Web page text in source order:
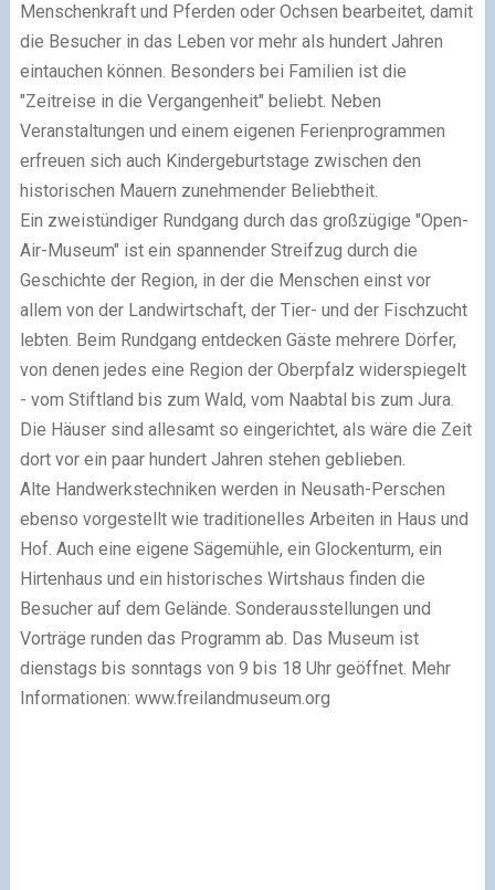
Menschenkraft und Pferden oder Ochsen bearbeitet, damit
die Besucher in das Leben vor mehr als hundert Jahren
eintauchen können. Besonders bei Familien ist die
"Zeitreise in die Vergangenheit" beliebt. Neben
Veranstaltungen und einem eigenen Ferienprogrammen
erfreuen sich auch Kindergeburtstage zwischen den
historischen Mauern zunehmender Beliebtheit.
Ein zweistündiger Rundgang durch das großzügige "Open-
Air-Museum" ist ein spannender Streifzug durch die
Geschichte der Region, in der die Menschen einst vor
allem von der Landwirtschaft, der Tier- und der Fischzucht
lebten. Beim Rundgang entdecken Gäste mehrere Dörfer,
von denen jedes eine Region der Oberpfalz widerspiegelt
- vom Stiftland bis zum Wald, vom Naabtal bis zum Jura.
Die Häuser sind allesamt so eingerichtet, als wäre die Zeit
dort vor ein paar hundert Jahren stehen geblieben.
Alte Handwerkstechniken werden in Neusath-Perschen
ebenso vorgestellt wie traditionelles Arbeiten in Haus und
Hof. Auch eine eigene Sägemühle, ein Glockenturm, ein
Hirtenhaus und ein historisches Wirtshaus finden die
Besucher auf dem Gelände. Sonderausstellungen und
Vorträge runden das Programm ab. Das Museum ist
dienstags bis sonntags von 9 bis 18 Uhr geöffnet. Mehr
Informationen: www.freilandmuseum.org